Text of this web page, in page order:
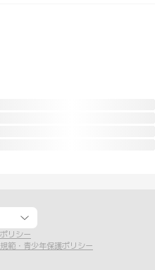
リシー
範・青少年保護ポリシー